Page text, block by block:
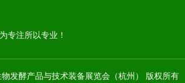
专注所以专业！
发酵产品与技术装备展览会（杭州） 版权所有